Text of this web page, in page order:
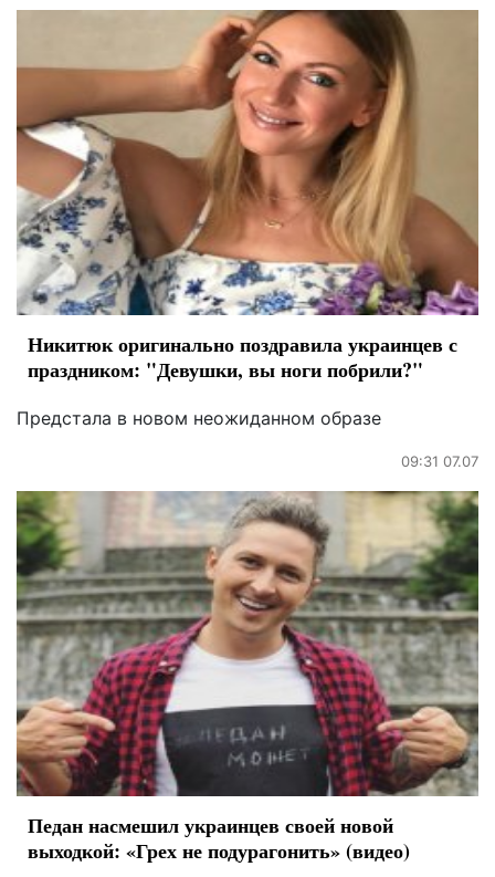
Никитюк оригинально поздравила украинцев с
праздником: "Девушки, вы ноги побрили?"
Предстала в новом неожиданном образе
09:31 07.07
Педан насмешил украинцев своей новой
выходкой: «Грех не подурагонить» (видео)